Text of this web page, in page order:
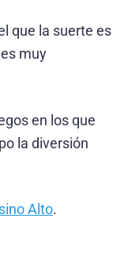
que la suerte es
muy
en los que
la diversión
Alto.